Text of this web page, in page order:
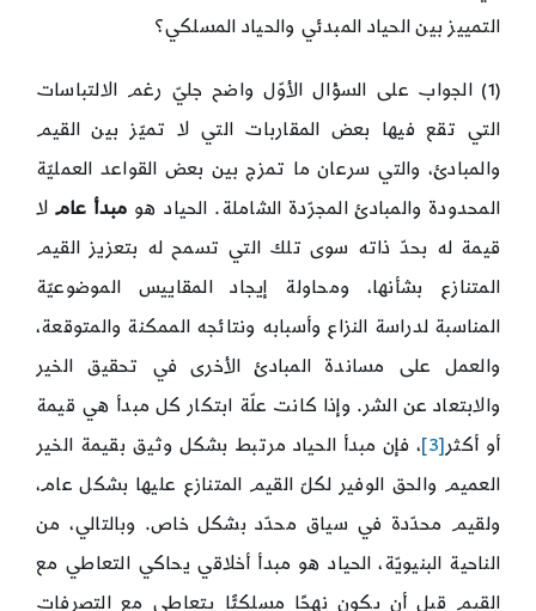
التمييز بين الحياد المبدئي والحياد المسلكي؟
(1) الجواب على السؤال الأوّل واضح جليّ رغم الالتباسات
التي تقع فيها بعض المقاربات التي لا تميّز بين القيم
والمبادئ، والتي سرعان ما تمزج بين بعض القواعد العمليّة
المحدودة والمبادئ المجرّدة الشاملة. الحياد هو مبدأ عام لا
قيمة له بحدّ ذاته سوى تلك التي تسمح له بتعزيز القيم
المتنازع بشأنها، ومحاولة إيجاد المقاييس الموضوعيّة
المناسبة لدراسة النزاع وأسبابه ونتائجه الممكنة والمتوقعة،
والعمل على مساندة المبادئ الأخرى في تحقيق الخير
والابتعاد عن الشر. وإذا كانت علّة ابتكار كل مبدأ هي قيمة
أو أكثر[3]
، فإن مبدأ الحياد مرتبط بشكل وثيق بقيمة الخير
العميم والحق الوفير لكلّ القيم المتنازع عليها بشكل عام،
ولقيم محدّدة في سياق محدّد بشكل خاص. وبالتالي، من
الناحية البنيويّة، الحياد هو مبدأ أخلاقي يحاكي التعاطي مع
القيم قبل أن يكون نهجًا مسلكيًّا يتعاطى مع التصرفات